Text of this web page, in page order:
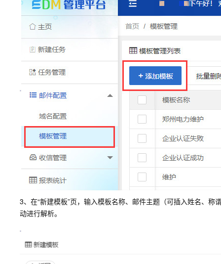
3、在“新建模板”页，输入模板名称、邮件主题（可插入姓名、
动进行解析。